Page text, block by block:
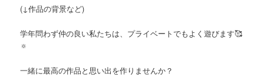
(↓作品の背景など)
学年問わず仲の良い私たちは、プライベートでもよく遊びます🥰
🔅
一緒に最高の作品と思い出を作りませんか？